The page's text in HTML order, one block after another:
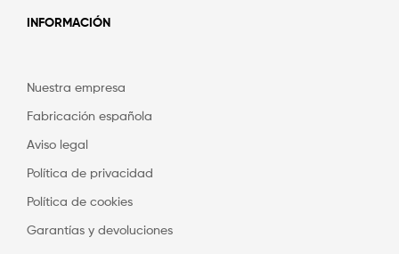
INFORMACIÓN
Nuestra empresa
Fabricación española
Aviso legal
Política de privacidad
Política de cookies
Garantías y devoluciones